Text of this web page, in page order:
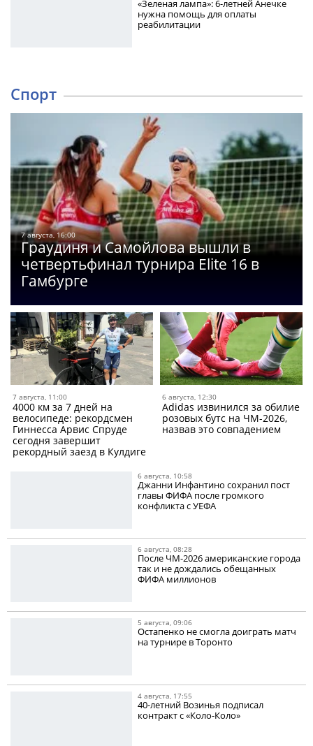
«Зеленая лампа»: 6-летней Анечке
нужна помощь для оплаты
реабилитации
Спорт
7 августа, 16:00
Граудиня и Самойлова вышли в
четвертьфинал турнира Elite 16 в
Гамбурге
7 августа, 11:00
4000 км за 7 дней на
велосипеде: рекордсмен
Гиннесса Арвис Спруде
сегодня завершит
рекордный заезд в Кулдиге
6 августа, 12:30
Adidas извинился за обилие
розовых бутс на ЧМ-2026,
назвав это совпадением
6 августа, 10:58
Джанни Инфантино сохранил пост
главы ФИФА после громкого
конфликта с УЕФА
6 августа, 08:28
После ЧМ-2026 американские города
так и не дождались обещанных
ФИФА миллионов
5 августа, 09:06
Остапенко не смогла доиграть матч
на турнире в Торонто
4 августа, 17:55
40-летний Возинья подписал
контракт с «Коло-Коло»